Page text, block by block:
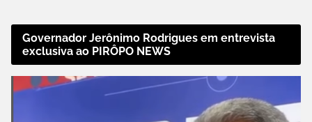
Governador Jerônimo Rodrigues em entrevista
exclusiva ao PIRÔPO NEWS